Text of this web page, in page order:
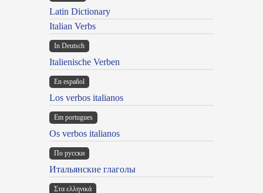
Latin Dictionary
Italian Verbs
In Deutsch
Italienische Verben
En español
Los verbos italianos
Em portugues
Os verbos italianos
По русски
Итальянские глаголы
Στα ελληνικά